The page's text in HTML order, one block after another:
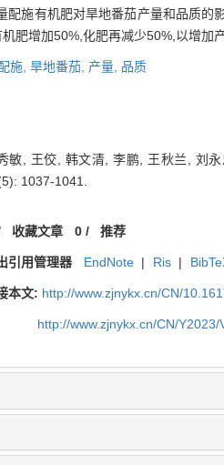
配施有机肥对旱地番茄产量和品质
肥增加50%,化肥再减少50%,以增加
施, 旱地番茄, 产量, 品质
敏, 王佼, 韩文清, 李鹏, 王秋兰, 刘
1037-1041.
收藏文章 0/ 推荐
引用管理器 EndNote | Ris |
本文: http://www.zjnykx.cn/CN/
http://www.zjnykx.cn/CN/Y2023/